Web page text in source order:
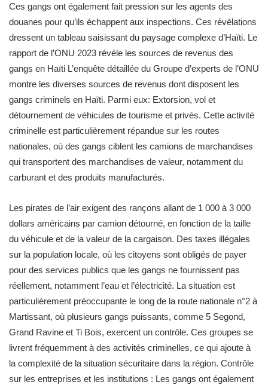
Ces gangs ont également fait pression sur les agents des
douanes pour qu’ils échappent aux inspections. Ces révélations
dressent un tableau saisissant du paysage complexe d’Haïti. Le
rapport de l’ONU 2023 révèle les sources de revenus des
gangs en Haïti L’enquête détaillée du Groupe d’experts de l’ONU
montre les diverses sources de revenus dont disposent les
gangs criminels en Haïti. Parmi eux: Extorsion, vol et
détournement de véhicules de tourisme et privés. Cette activité
criminelle est particulièrement répandue sur les routes
nationales, où des gangs ciblent les camions de marchandises
qui transportent des marchandises de valeur, notamment du
carburant et des produits manufacturés.
Les pirates de l’air exigent des rançons allant de 1 000 à 3 000
dollars américains par camion détourné, en fonction de la taille
du véhicule et de la valeur de la cargaison. Des taxes illégales
sur la population locale, où les citoyens sont obligés de payer
pour des services publics que les gangs ne fournissent pas
réellement, notamment l’eau et l’électricité. La situation est
particulièrement préoccupante le long de la route nationale n°2 à
Martissant, où plusieurs gangs puissants, comme 5 Segond,
Grand Ravine et Ti Bois, exercent un contrôle. Ces groupes se
livrent fréquemment à des activités criminelles, ce qui ajoute à
la complexité de la situation sécuritaire dans la région. Contrôle
sur les entreprises et les institutions : Les gangs ont également